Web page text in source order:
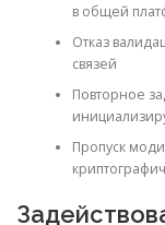
в общей
Отказ
связей
Повторное
Пропуск